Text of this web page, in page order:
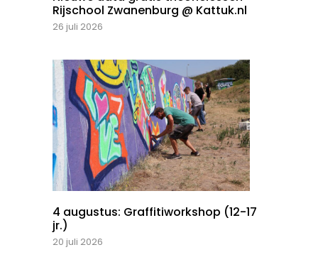
Rijschool Zwanenburg @ Kattuk.nl
26 juli 2026
4 augustus: Graffitiworkshop (12-17
jr.)
20 juli 2026